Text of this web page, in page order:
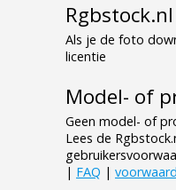
Als je de foto
licentie
Model- of
Geen model- of
Lees de
| FAQ |